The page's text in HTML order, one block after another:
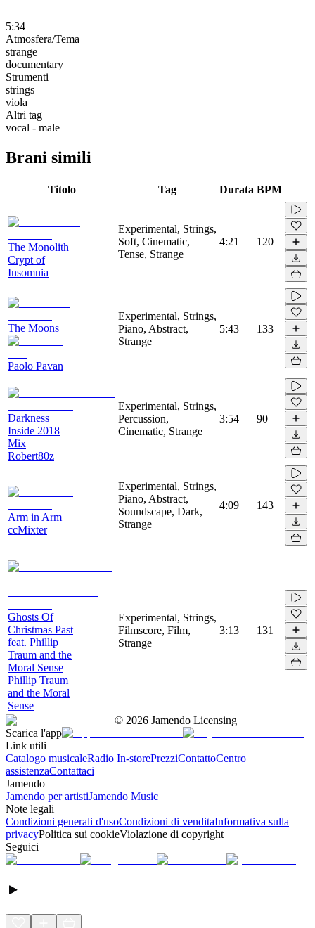
5:34
Atmosfera/Tema
strange
documentary
Strumenti
strings
viola
Altri tag
vocal - male
Brani simili
Titolo Tag Durata BPM
The Monolith
Crypt of
Insomnia
Experimental, Strings,
Soft, Cinematic,
Tense, Strange
4:21 120
The Moons
Paolo Pavan
Experimental, Strings,
Piano, Abstract,
Strange
5:43 133
Darkness
Inside 2018
Mix
Robert80z
Experimental, Strings,
Percussion,
Cinematic, Strange
3:54 90
Arm in Arm
ccMixter
Experimental, Strings,
Piano, Abstract,
Soundscape, Dark,
Strange
4:09 143
Ghosts Of
Christmas Past
feat. Phillip
Traum and the
Moral Sense
Phillip Traum
and the Moral
Sense
Experimental, Strings,
Filmscore, Film,
Strange
3:13 131
© 2026 Jamendo Licensing
Scarica l'app
Link utili
Catalogo musicaleRadio In-storePrezziContattoCentro
assistenzaContattaci
Jamendo
Jamendo per artistiJamendo Music
Note legali
Condizioni generali d'usoCondizioni di venditaInformativa sulla
privacyPolitica sui cookieViolazione di copyright
Seguici